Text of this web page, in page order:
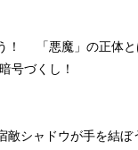
う！ 「悪魔」の正体
号づくし！
敵シャドウが手を結